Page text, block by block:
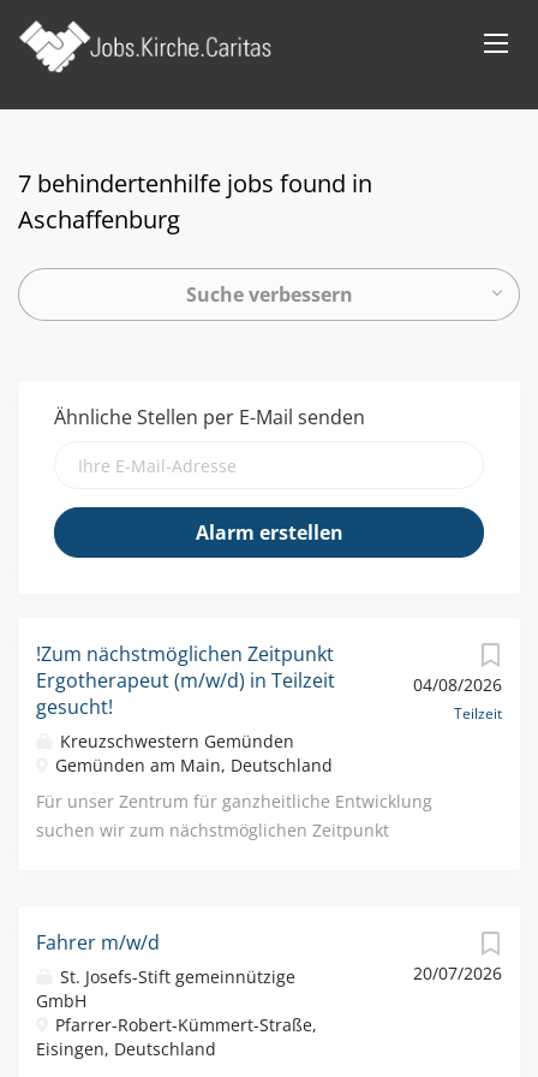
7 behindertenhilfe jobs found in
Aschaffenburg
Suche verbessern
Ähnliche Stellen per E-Mail senden
04/08/2026
Teilzeit
!Zum nächstmöglichen Zeitpunkt
Ergotherapeut (m/w/d) in Teilzeit
gesucht!
Kreuzschwestern Gemünden
Gemünden am Main, Deutschland
Für unser Zentrum für ganzheitliche Entwicklung
suchen wir zum nächstmöglichen Zeitpunkt
ihre Familien auf ihrem individuellem
Entwicklungsweg. In unserer interdisziplinären
Frühförderstelle arbeiten Fachkräfte verschiedener
Disziplinen eng zusammen, um Kinder bestmöglich zu
fördern. Ihr Profil: · Abgeschlossene Ausbildung
20/07/2026
Fahrer m/w/d
St. Josefs-Stift gemeinnützige
GmbH
Pfarrer-Robert-Kümmert-Straße,
Eisingen, Deutschland